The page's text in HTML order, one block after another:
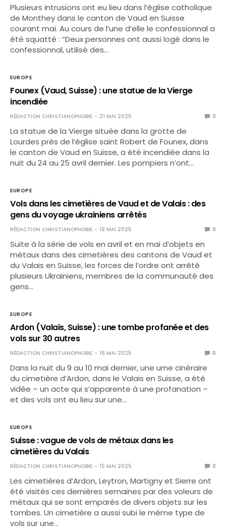
Plusieurs intrusions ont eu lieu dans l’église catholique
de Monthey dans le canton de Vaud en Suisse
courant mai. Au cours de l’une d’elle le confessionnal a
été squatté : “Deux personnes ont aussi logé dans le
confessionnal, utilisé des…
EUROPE
Founex (Vaud, Suisse) : une statue de la Vierge
incendiée
RÉDACTION CHRISTIANOPHOBIE 21 MAI 2025 0
La statue de la Vierge située dans la grotte de
Lourdes près de l’église saint Robert de Founex, dans
le canton de Vaud en Suisse, a été incendiée dans la
nuit du 24 au 25 avril dernier. Les pompiers n’ont…
EUROPE
Vols dans les cimetières de Vaud et de Valais : des
gens du voyage ukrainiens arrêtés
RÉDACTION CHRISTIANOPHOBIE 19 MAI 2025 0
Suite à la série de vols en avril et en mai d’objets en
métaux dans des cimetières des cantons de Vaud et
du Valais en Suisse, les forces de l’ordre ont arrêté
plusieurs Ukrainiens, membres de la communauté des
gens…
EUROPE
Ardon (Valais, Suisse) : une tombe profanée et des
vols sur 30 autres
RÉDACTION CHRISTIANOPHOBIE 16 MAI 2025 0
Dans la nuit du 9 au 10 mai dernier, une urne cinéraire
du cimetière d’Ardon, dans le Valais en Suisse, a été
vidée – un acte qui s’apparente à une profanation –
et des vols ont eu lieu sur une…
EUROPE
Suisse : vague de vols de métaux dans les
cimetières du Valais
RÉDACTION CHRISTIANOPHOBIE 15 MAI 2025 0
Les cimetières d’Ardon, Leytron, Martigny et Sierre ont
été visités ces dernières semaines par des voleurs de
métaux qui se sont emparés de divers objets sur les
tombes. Un cimetière a aussi subi le même type de
vols sur une…